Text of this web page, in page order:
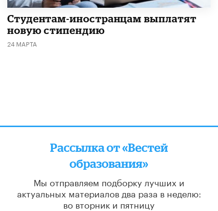
Студентам-иностранцам выплатят
новую стипендию
24 МАРТА
Рассылка от «Вестей
образования»
Мы отправляем подборку лучших и
актуальных материалов два раза в неделю:
во вторник и пятницу